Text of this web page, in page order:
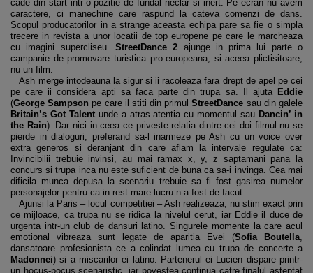
cade din start intr-o pozitie de fundal neclar si inert. Pe ecran nu avem
caractere, ci manechine care raspund la cateva comenzi de dans.
Scopul producatorilor in a strange aceasta echipa pare sa fie o simpla
trecere in revista a unor locatii de top europene pe care le marcheaza
cu imagini supercliseu. StreetDance 2 ajunge in prima lui parte o
campanie de promovare turistica pro-europeana, si aceea plictisitoare,
nu un film.
Ash merge intodeauna la sigur si ii racoleaza fara drept de apel pe cei
pe care ii considera apti sa faca parte din trupa sa. Il ajutaEddie
(George Sampson pe care il stiti din primul StreetDance sau din galele
Britain’s Got Talentunde a atras atentia cu momentul sau Dancin’ in
the Rain). Dar nici in ceea ce priveste relatia dintre cei doi filmul nu se
pierde in dialoguri, preferand sa-l inarmeze pe Ash cu un voice over
extra generos si deranjant din care aflam la intervale regulate ca:
Invincibilii trebuie invinsi, au mai ramax x, y, z saptamani pana la
concurs si trupa inca nu este suficient de buna ca sa-i invinga. Cea mai
dificila munca depusa la scenariu trebuie sa fi fost gasirea numelor
personajelor pentru ca in rest mare lucru n-a fost de facut.
Ajunsi la Paris – locul competitiei – Ash realizeaza, nu stim exact prin
ce mijloace, ca trupa nu se ridica la nivelul cerut, iar Eddie il duce de
urgenta intr-un club de dansuri latino. Singurele momente la care acul
emotional vibreaza sunt legate de aparitia Evei (Sofia Boutella,
dansatoare profesionista ce a colindat lumea cu trupa de concerte a
Madonnei) si a miscarilor ei latino. Partenerul ei Lucien dispare printr-
un hocus-pocus scenaristic, iar povestea continua catre finalul asteptat